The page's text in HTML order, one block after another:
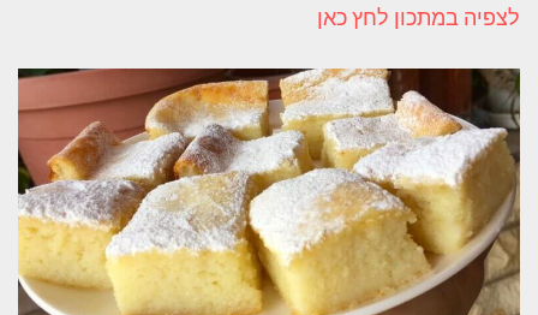
לצפיה במתכון לחץ כאן